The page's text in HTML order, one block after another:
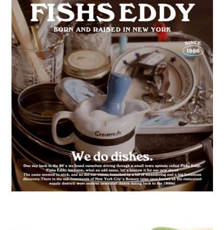
1.分期款項不併入電信帳單，「大哥付你分期」於每月結算日後寄送繳費提
醒簡訊。
2.透過簡訊連結打開帳單後，可選擇「超商條碼／台灣大直營門市／銀行轉
帳／街口支付／iPASS MONEY」等通路繳費。
【注意事項】
1.本服務係由「台灣大哥大股份有限公司」（以下簡稱本公司）所提供，讓
用戶於交易時，得透過本服務購買商品或服務，並由商店將買賣／分期付款
買賣價金債權讓與本公司後，依約使用本公司帳單繳交帳款。
2.基於同意付款使用「大哥付你分期」之契約關係目的，商店將以您的個人
資料（包含姓名、電話或地址）提供予台灣大哥大進項蒐集、處理及利用，
由本公司與您本人進行分期帳單所需資料之確認、核對及更正。
3.完整用戶服務條款，請詳閱以下連結： https://oppay.tw/userRule
【「AFTEE先享後付」結帳流程】
１．於結帳方式選擇「AFTEE先享後付」後，將跳轉至「AFTEE先享後付」
結帳頁面，進行簡訊認證並確認金額後，即可完成結帳。
２．訂單成立數日內，您將收到繳費通知簡訊。
３．收到繳費通知簡訊後14天內，點擊此簡訊中的連結，可透過四大超商／
ATM／網路銀行／等多元方式進行付款，方視為交易完成。
※ 請注意：結帳手續完成當下不需立刻繳費，但若您需要取消訂單，請聯絡
購買商品的店家。未經商家同意取消之訂單仍視為有效，需透過AFTEE先享
後付繳納相關費用。
※ 交易是否成功請以「AFTEE先享後付 」之結帳頁面顯示為準，若有關於
是否繳費成功／繳費後需取消欲退款等相關疑問，請聯繫「AFTEE先享後付
客戶支援中心」
https://netprotections.freshdesk.com/support/home
【注意事項】
１．透過由恩沛科技股份有限公司提供之「AFTEE先享後付」服務完成之交
易，需依本服務之必要範圍內提供個人資料，並將交易相關給付款項請求債
權轉讓予恩沛科技股份有限公司。
２．關於個人資料處理事宜，請瀏覽以下網址：https://aftee.tw/terms/#terms3
３．未成年的使用者請事先徵得法定代理人或監護人之同意方可使用
「AFTEE先享後付」，若未經同意申辦者引起之損失，本公司不負相關責
任。
付款後 全家取貨
每筆NT$80，滿NT$1,500(含以上)免運費
7-11 取貨付款
每筆NT$80，滿NT$1,500(含以上)免運費
付款後 7-11取貨
每筆NT$80，滿NT$1,500(含以上)免運費
宅配
每筆NT$80，滿NT$1,500(含以上)免運費